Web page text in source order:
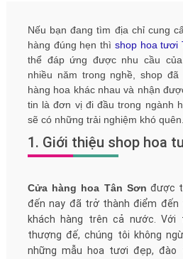
Nếu bạn đang tìm địa chỉ cung
hàng đúng hẹn thì shop hoa tươi
thể đáp ứng được nhu cầu
nhiều năm trong nghề, shop
hàng hoa khác nhau và nhận
tin là đơn vị đi đầu trong ngành
sẽ có những trải nghiệm khó quên.
1. Giới thiệu shop hoa
Cửa hàng hoa Tân Sơn được
đến nay đã trở thành điểm đến
khách hàng trên cả nước. Với
thượng đế, chúng tôi không
những mẫu hoa tươi đẹp, đào